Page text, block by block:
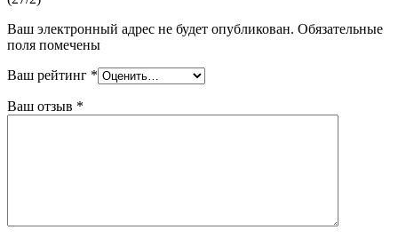
Ваш электронный адрес не будет опубликован. Обязательные
поля помечены
Ваш рейтинг *
Ваш отзыв *